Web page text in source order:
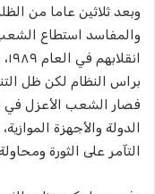
وبعد ثلاثين عاما من
والمفاسد استطاع الشعب
براس النظام لكن ظل
فصار الشعب الأعزل في
الدولة والأجهزة
التآمر على الثورة